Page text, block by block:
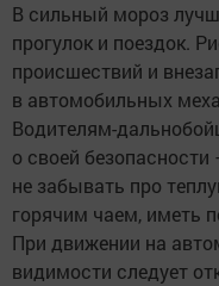
В сильный мороз
прогулок и поездок.
происшествий и
в автомобильных
Водителям-
о своей
не забывать про
горячим чаем, иметь
При движении на
видимости следует